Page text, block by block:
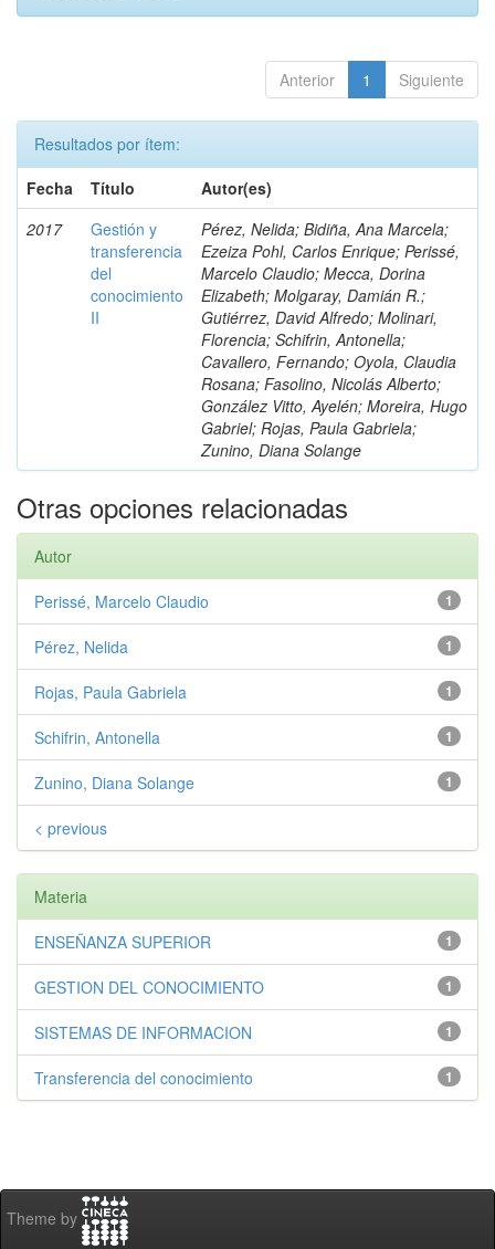
Anterior 1 Siguiente
Resultados por ítem:
Fecha
Título
Autor(es)
2017
Gestión y
transferencia
del
conocimiento
II
Pérez, Nelida; Bidiña, Ana Marcela;
Ezeiza Pohl, Carlos Enrique; Perissé,
Marcelo Claudio; Mecca, Dorina
Elizabeth; Molgaray, Damián R.;
Gutiérrez, David Alfredo; Molinari,
Florencia; Schifrin, Antonella;
Cavallero, Fernando; Oyola, Claudia
Rosana; Fasolino, Nicolás Alberto;
González Vitto, Ayelén; Moreira, Hugo
Gabriel; Rojas, Paula Gabriela;
Zunino, Diana Solange
Otras opciones relacionadas
Autor
1
Perissé, Marcelo Claudio
1
Pérez, Nelida
1
Rojas, Paula Gabriela
1
Schifrin, Antonella
1
Zunino, Diana Solange
< previous
Materia
1
ENSEÑANZA SUPERIOR
1
GESTION DEL CONOCIMIENTO
1
SISTEMAS DE INFORMACION
1
Transferencia del conocimiento
Theme by